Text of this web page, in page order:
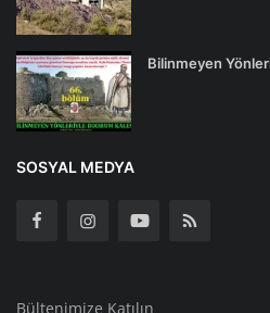
Bilinmeyen
SOSYAL MEDYA
Bültenimize Katılın